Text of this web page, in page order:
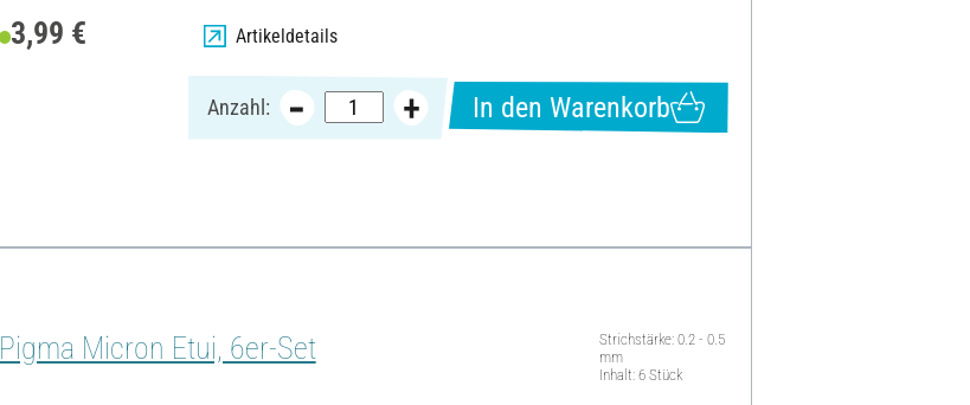
3,99 € Artikeldetails
Anzahl: In den Warenkorb
Pigma Micron Etui, 6er-Set
Strichstärke: 0.2 - 0.5
mm
Inhalt: 6 Stück